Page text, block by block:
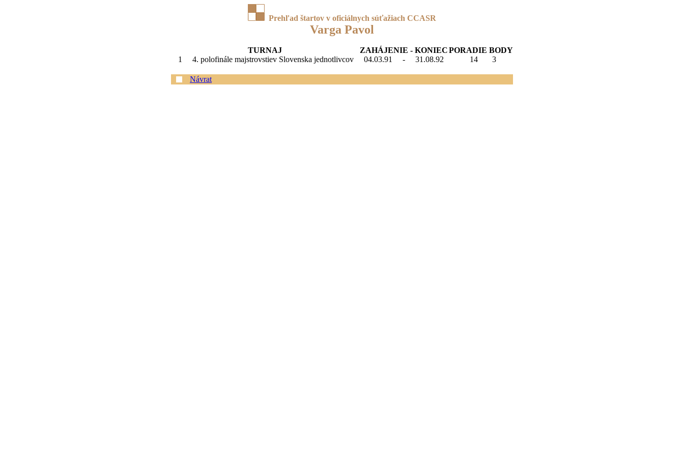
Prehľad štartov v oficiálnych súťažiach CCASR
Varga Pavol
TURNAJ ZAHÁJENIE - KONIECPORADIE BODY
1
4. polofinále majstrovstiev Slovenska jednotlivcov 04.03.91 - 31.08.92 14 3
Návrat